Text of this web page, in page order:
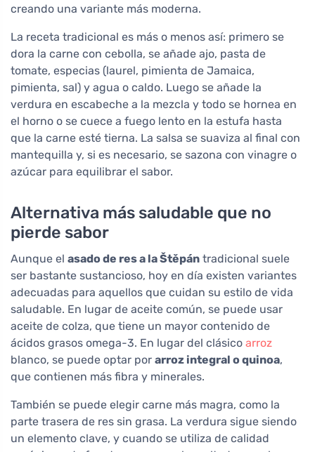
creando una variante más moderna.
La receta tradicional es más o menos así: primero se
dora la carne con cebolla, se añade ajo, pasta de
tomate, especias (laurel, pimienta de Jamaica,
pimienta, sal) y agua o caldo. Luego se añade la
verdura en escabeche a la mezcla y todo se hornea en
el horno o se cuece a fuego lento en la estufa hasta
que la carne esté tierna. La salsa se suaviza al final con
mantequilla y, si es necesario, se sazona con vinagre o
azúcar para equilibrar el sabor.
Alternativa más saludable que no
pierde sabor
Aunque el asado de res a la Štěpán tradicional suele
ser bastante sustancioso, hoy en día existen variantes
adecuadas para aquellos que cuidan su estilo de vida
saludable. En lugar de aceite común, se puede usar
aceite de colza, que tiene un mayor contenido de
ácidos grasos omega-3. En lugar del clásico arroz
blanco, se puede optar por arroz integral o quinoa,
que contienen más fibra y minerales.
También se puede elegir carne más magra, como la
parte trasera de res sin grasa. La verdura sigue siendo
un elemento clave, y cuando se utiliza de calidad